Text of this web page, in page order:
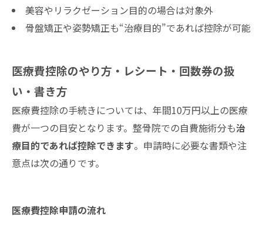
美容やリラクゼーション目的の場合は対象外
骨盤矯正や姿勢矯正も“治療目的”であれば控除が可能
医療費控除のやり方・レシート・回数券の扱
い・書き方
医療費控除の手続きについては、年間10万円以上の医療
費が一つの目安となります。整骨院での自費施術分も治
療目的であれば控除できます。申請時に必要な書類や注
意点は次の通りです。
医療費控除申請の流れ